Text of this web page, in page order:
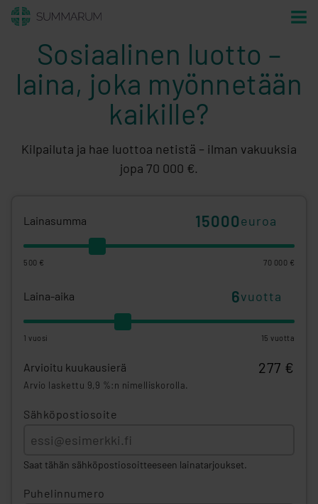
Lainasumma euroa
500 € 70 000 €
Laina-aika vuotta
1 vuosi 15 vuotta
Arvioitu kuukausierä 277 €
Arvio laskettu 9,9 %:n nimelliskorolla.
Sähköpostiosoite
Saat tähän sähköpostiosoitteeseen lainatarjoukset.
Puhelinnumero
Sosiaalinen luotto –
laina, joka myönnetään
kaikille?
Kilpailuta ja hae luottoa netistä – ilman vakuuksia
jopa 70 000 €.